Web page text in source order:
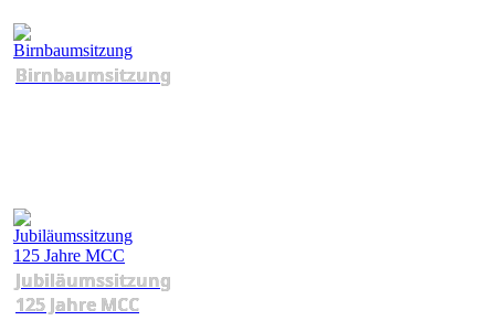
Birnbaumsitzung
Jubiläumssitzung
125 Jahre MCC